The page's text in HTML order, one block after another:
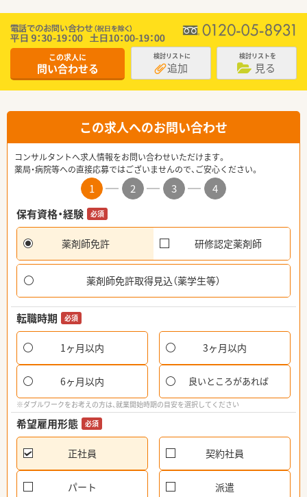
この求人に
問い合わせる
検討リストに
追加
検討リストを
見る
この求人へのお問い合わせ
コンサルタントへ求人情報をお問い合わせいただけます。
薬局・病院等への直接応募ではございませんので、ご安心ください。
1 2 3
4
保有資格・経験
必須
薬剤師免許 研修認定薬剤師
薬剤師免許取得見込（薬学生等）
転職時期 必須
1ヶ月以内 3ヶ月以内
6ヶ月以内 良いところがあれば
※ダブルワークをお考えの方は、就業開始時期の目安を選択してください
希望雇用形態 必須
正社員 契約社員
パート 派遣